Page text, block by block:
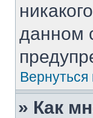
данном
Вернуться
» Как